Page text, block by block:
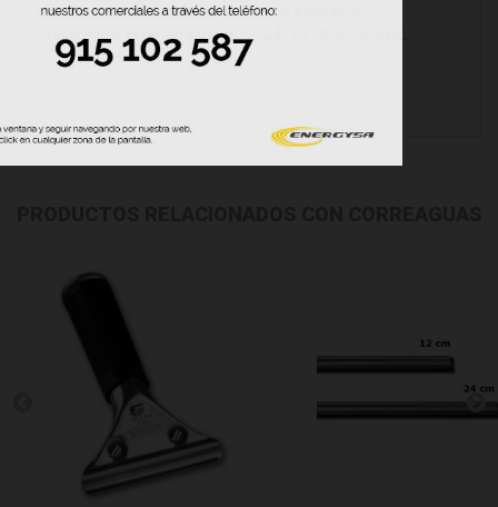
Tanto para automóviles como en edificiios.
Disponible el recambio en 12, 24, 35, 45 y 55 cms.